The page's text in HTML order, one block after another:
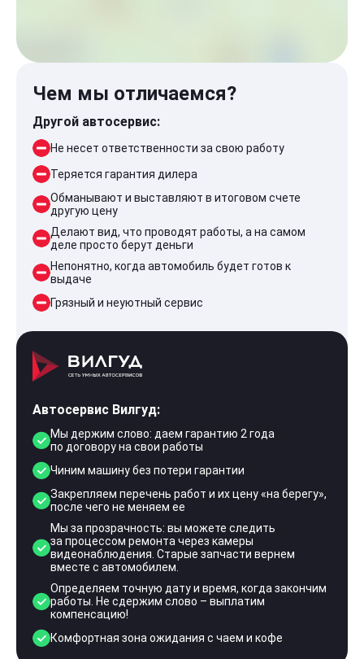
Чем мы отличаемся?
Другой автосервис:
Не несет ответственности за свою работу
Теряется гарантия дилера
Обманывают и выставляют в итоговом счете
другую цену
Делают вид, что проводят работы, а на самом
деле просто берут деньги
Непонятно, когда автомобиль будет готов к
выдаче
Грязный и неуютный сервис
Автосервис Вилгуд:
Мы держим слово: даем гарантию 2 года
по договору на свои работы
Чиним машину без потери гарантии
Закрепляем перечень работ и их цену «на берегу»,
после чего не меняем ее
Мы за прозрачность: вы можете следить
за процессом ремонта через камеры
видеонаблюдения. Старые запчасти вернем
вместе с автомобилем.
Определяем точную дату и время, когда закончим
работы. Не сдержим слово – выплатим
компенсацию!
Комфортная зона ожидания с чаем и кофе